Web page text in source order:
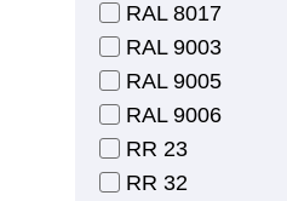
RAL 8017
RAL 9003
RAL 9005
RAL 9006
RR 23
RR 32